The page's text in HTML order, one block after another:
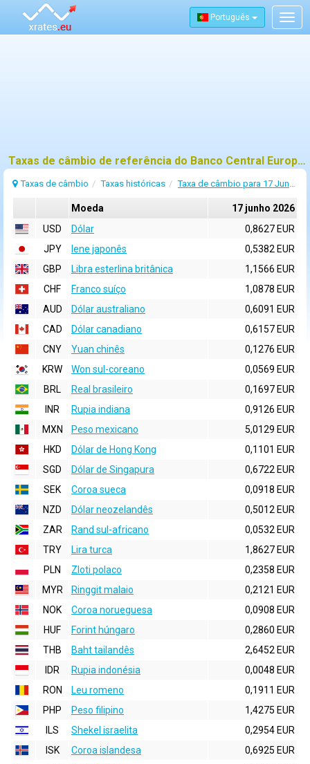
Português
Taxas de câmbio de referência do Banco Central Europeu (BCE) para 17 junho 2026
Taxas de câmbio Taxas históricas Taxa de câmbio para 17 Junho 2026
Moeda
17 junho 2026
USD
Dólar
0,8627 EUR
JPY
Iene japonês
0,5382 EUR
GBP
Libra esterlina britânica
1,1566 EUR
CHF
Franco suíço
1,0878 EUR
AUD
Dólar australiano
0,6091 EUR
CAD
Dólar canadiano
0,6157 EUR
CNY
Yuan chinês
0,1276 EUR
KRW
Won sul-coreano
0,0569 EUR
BRL
Real brasileiro
0,1697 EUR
INR
Rupia indiana
0,9126 EUR
MXN
Peso mexicano
5,0129 EUR
HKD
Dólar de Hong Kong
0,1101 EUR
SGD
Dólar de Singapura
0,6722 EUR
SEK
Coroa sueca
0,0918 EUR
NZD
Dólar neozelandês
0,5012 EUR
ZAR
Rand sul-africano
0,0532 EUR
TRY
Lira turca
1,8627 EUR
PLN
Zloti polaco
0,2358 EUR
MYR
Ringgit malaio
0,2121 EUR
NOK
Coroa norueguesa
0,0908 EUR
HUF
Forint húngaro
0,2860 EUR
THB
Baht tailandês
2,6452 EUR
IDR
Rupia indonésia
0,0048 EUR
RON
Leu romeno
0,1911 EUR
PHP
Peso filipino
1,4275 EUR
ILS
Shekel israelita
0,2954 EUR
ISK
Coroa islandesa
0,6925 EUR